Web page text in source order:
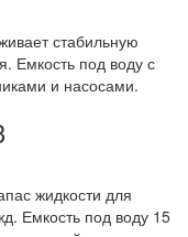
стабильную
Емкость под воду с
и насосами.
жидкости для
Емкость под воду 15